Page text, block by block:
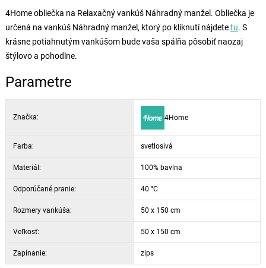
4Home obliečka na Relaxačný vankúš Náhradný manžel. Obliečka je
určená na vankúš Náhradný manžel, ktorý po kliknutí nájdetetu. S
krásne potiahnutým vankúšom bude vaša spálňa pôsobiť naozaj
štýlovo a pohodlne.
Parametre
Značka: 4Home
Farba: svetlosivá
Materiál: 100% bavlna
Odporúčané pranie: 40 °C
Rozmery vankúša: 50 x 150 cm
Veľkosť: 50 x 150 cm
Zapínanie: zips